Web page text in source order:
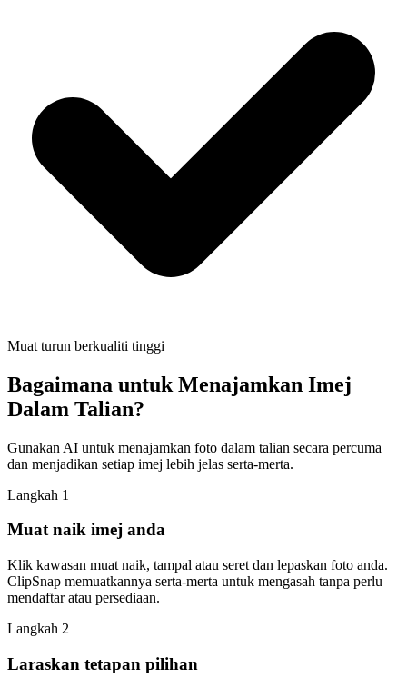
Muat turun berkualiti tinggi
Bagaimana untuk Menajamkan Imej
Dalam Talian?
Gunakan AI untuk menajamkan foto dalam talian secara percuma
dan menjadikan setiap imej lebih jelas serta-merta.
Langkah 1
Muat naik imej anda
Klik kawasan muat naik, tampal atau seret dan lepaskan foto anda.
ClipSnap memuatkannya serta-merta untuk mengasah tanpa perlu
mendaftar atau persediaan.
Langkah 2
Laraskan tetapan pilihan